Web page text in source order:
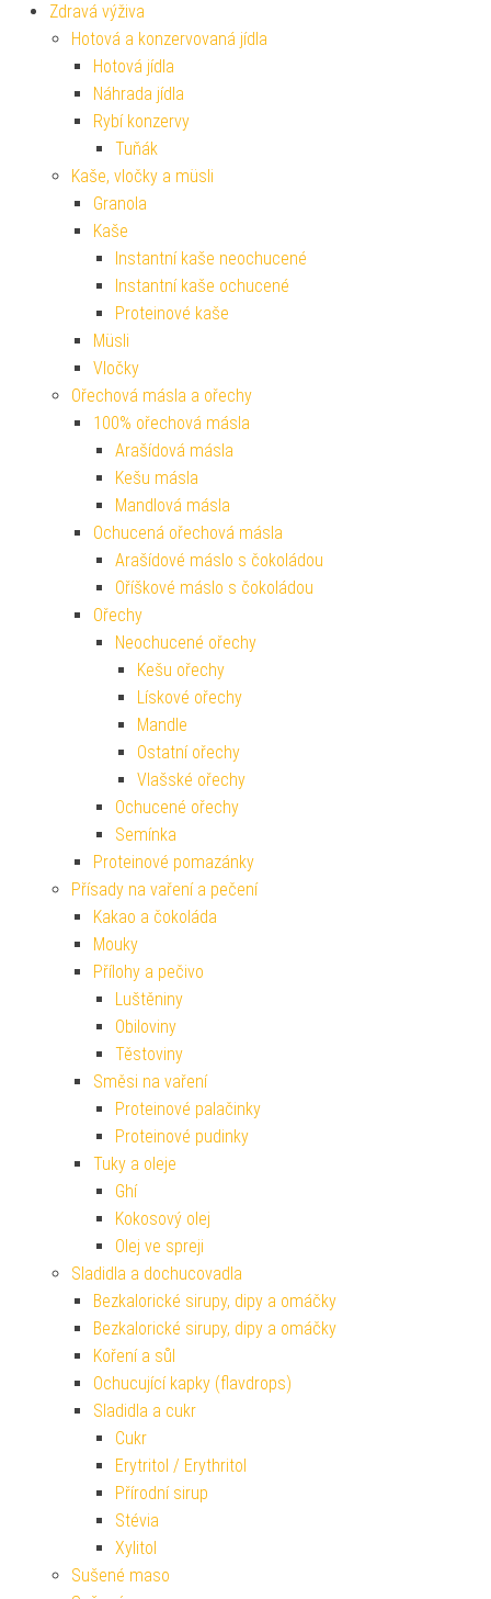
Zdravá výživa
Hotová a konzervovaná jídla
Hotová jídla
Náhrada jídla
Rybí konzervy
Tuňák
Kaše, vločky a müsli
Granola
Kaše
Instantní kaše neochucené
Instantní kaše ochucené
Proteinové kaše
Müsli
Vločky
Ořechová másla a ořechy
100% ořechová másla
Arašídová másla
Kešu másla
Mandlová másla
Ochucená ořechová másla
Arašídové máslo s čokoládou
Oříškové máslo s čokoládou
Ořechy
Neochucené ořechy
Kešu ořechy
Lískové ořechy
Mandle
Ostatní ořechy
Vlašské ořechy
Ochucené ořechy
Semínka
Proteinové pomazánky
Přísady na vaření a pečení
Kakao a čokoláda
Mouky
Přílohy a pečivo
Luštěniny
Obiloviny
Těstoviny
Směsi na vaření
Proteinové palačinky
Proteinové pudinky
Tuky a oleje
Ghí
Kokosový olej
Olej ve spreji
Sladidla a dochucovadla
Bezkalorické sirupy, dipy a omáčky
Bezkalorické sirupy, dipy a omáčky
Koření a sůl
Ochucující kapky (flavdrops)
Sladidla a cukr
Cukr
Erytritol / Erythritol
Přírodní sirup
Stévia
Xylitol
Sušené maso